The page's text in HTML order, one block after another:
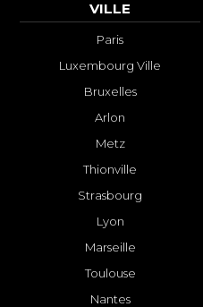
VILLE
Paris
Luxembourg Ville
Bruxelles
Arlon
Metz
Thionville
Strasbourg
Lyon
Marseille
Toulouse
Nantes